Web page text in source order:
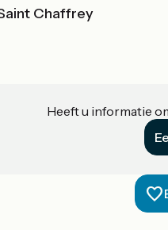
Chaffrey
Heeft u informatie